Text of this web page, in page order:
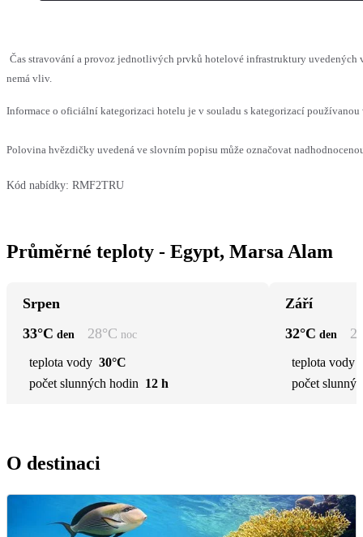
Čas stravování a provoz jednotlivých prvků hotelové infrastruktury uvedených
nemá vliv.
Informace o oficiální kategorizaci hotelu je v souladu s kategorizací
Polovina hvězdičky uvedená ve slovním popisu může označovat
Kód nabídky: RMF2TRU
Průměrné teploty - Egypt, Marsa Alam
Srpen
33°C den 28°C noc
teplota vody 30°C
počet slunných hodin 12 h
Září
32°C den
teplota vody
počet
O destinaci